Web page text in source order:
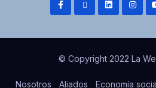
© Copyright 2022 La
Nosotros Aliados Economía